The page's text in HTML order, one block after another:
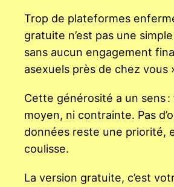
Trop de plateformes
gratuite n’est pas une
sans aucun engagement
asexuels près de chez vous
Cette générosité a un sens
moyen, ni contrainte. Pas
données reste une priorité,
coulisse.
La version gratuite, c’est